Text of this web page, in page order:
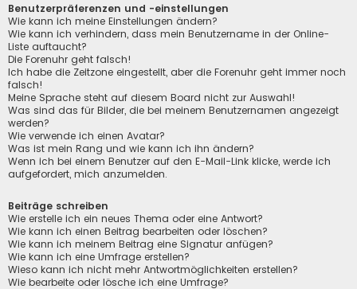
Benutzerpräferenzen und -einstellungen
Wie kann ich meine Einstellungen ändern?
Wie kann ich verhindern, dass mein Benutzername in der Online-
Liste auftaucht?
Die Forenuhr geht falsch!
Ich habe die Zeitzone eingestellt, aber die Forenuhr geht immer noch
falsch!
Meine Sprache steht auf diesem Board nicht zur Auswahl!
Was sind das für Bilder, die bei meinem Benutzernamen angezeigt
werden?
Wie verwende ich einen Avatar?
Was ist mein Rang und wie kann ich ihn ändern?
Wenn ich bei einem Benutzer auf den E-Mail-Link klicke, werde ich
aufgefordert, mich anzumelden.
Beiträge schreiben
Wie erstelle ich ein neues Thema oder eine Antwort?
Wie kann ich einen Beitrag bearbeiten oder löschen?
Wie kann ich meinem Beitrag eine Signatur anfügen?
Wie kann ich eine Umfrage erstellen?
Wieso kann ich nicht mehr Antwortmöglichkeiten erstellen?
Wie bearbeite oder lösche ich eine Umfrage?